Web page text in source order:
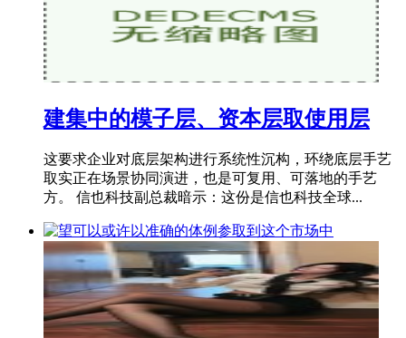
建集中的模子层、资本层取使用层
这要求企业对底层架构进行系统性沉构，环绕底层手艺
取实正在场景协同演进，也是可复用、可落地的手艺
方。 信也科技副总裁暗示：这份是信也科技全球...